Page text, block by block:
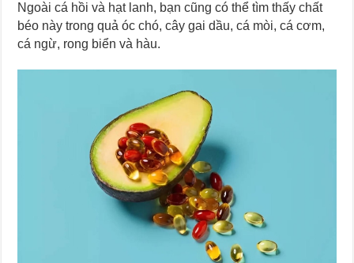
Ngoài cá hồi và hạt lanh, bạn cũng có thể tìm thấy chất
béo này trong quả óc chó, cây gai dầu, cá mòi, cá cơm,
cá ngừ, rong biển và hàu.